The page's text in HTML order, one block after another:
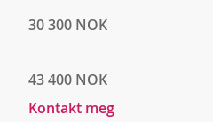
30 300 NOK
43 400 NOK
Kontakt meg